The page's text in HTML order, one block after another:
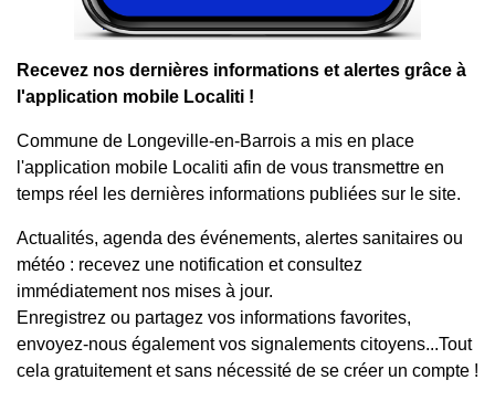
Recevez nos dernières informations et alertes grâce à
l'application mobile Localiti !
Commune de Longeville-en-Barrois a mis en place
l'application mobile Localiti afin de vous transmettre en
temps réel les dernières informations publiées sur le site.
Actualités, agenda des événements, alertes sanitaires ou
météo : recevez une notification et consultez
immédiatement nos mises à jour.
Enregistrez ou partagez vos informations favorites,
envoyez-nous également vos signalements citoyens...Tout
cela gratuitement et sans nécessité de se créer un compte !